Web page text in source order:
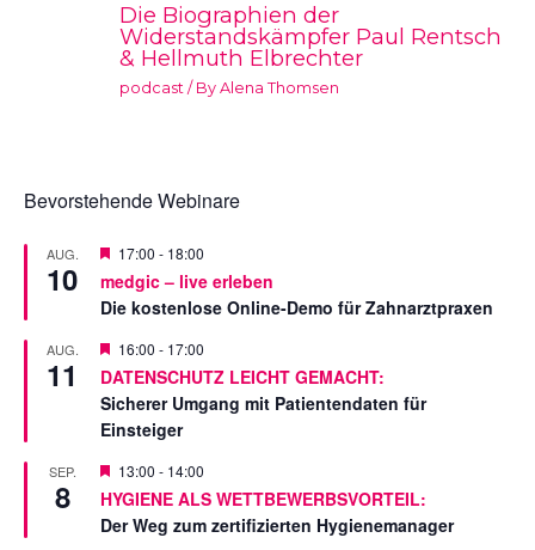
Die Biographien der
Widerstandskämpfer Paul Rentsch
& Hellmuth Elbrechter
podcast / By Alena Thomsen
Bevorstehende Webinare
AUG.
10
V
r
g
s
t
e
l
l
t
17:00 - 18:00
medgic – live erleben
Die kostenlose Online-Demo für Zahnarztpraxen
AUG.
11
V
o
r
g
e
s
e
l
l
t
16:00 - 17:00
DATENSCHUTZ LEICHT GEMACHT:
Sicherer Umgang mit Patientendaten für
Einsteiger
SEP.
8
V
o
r
g
13:00 - 14:00
HYGIENE ALS WETTBEWERBSVORTEIL:
Der Weg zum zertifizierten Hygienemanager